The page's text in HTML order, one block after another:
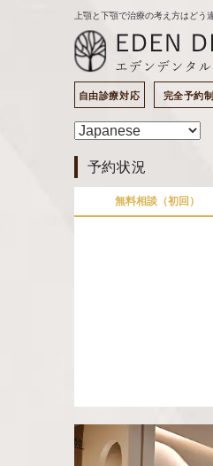
自由診療対応 完全予約制
予約状況
無料相談（初回）